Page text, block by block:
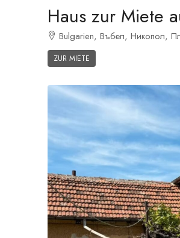
Haus zur Miete
Bulgarien, Въбел, Никопол,
ZUR MIETE